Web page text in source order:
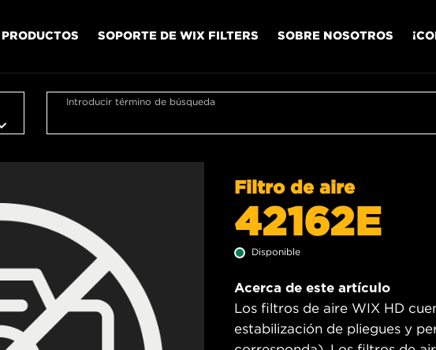
PRODUCTOS SOPORTE DE WIX FILTERS SOBRE NOSOTROS
Introducir término de búsqueda
Filtro de aire
42162E
Disponible
Acerca de este artículo
Los filtros de aire WIX HD
estabilización de pliegues y